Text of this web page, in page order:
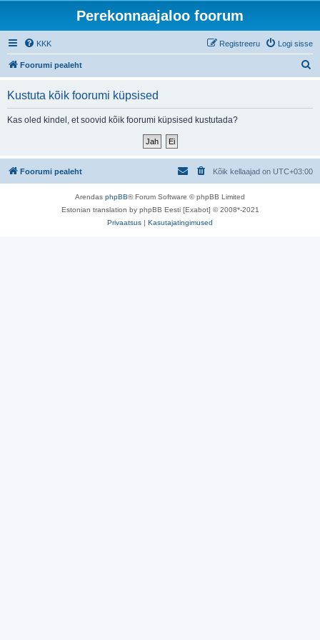
Perekonnaajaloo foorum
KKK Logi sisse
Registreeru
Foorumi pealeht
Kustuta kõik foorumi küpsised
Kas oled kindel, et soovid kõik foorumi küpsised kustutada?
Foorumi pealeht Kõik kellaajad on UTC+03:00
Arendas phpBB® Forum Software © phpBB Limited
Estonian translation by phpBB Eesti [Exabot] © 2008*-2021
Privaatsus | Kasutajatingimused